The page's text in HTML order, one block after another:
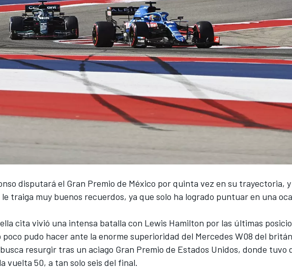
disputará el Gran Premio de México por quinta vez en su trayectoria, y
traiga muy buenos recuerdos, ya que solo ha logrado puntuar en una
cita vivió una intensa batalla con Lewis Hamilton por las últimas
pudo hacer ante la enorme superioridad del Mercedes W08 del
resurgir tras un aciago Gran Premio de Estados Unidos, donde tuvo
vuelta 50, a tan solo seis del final.